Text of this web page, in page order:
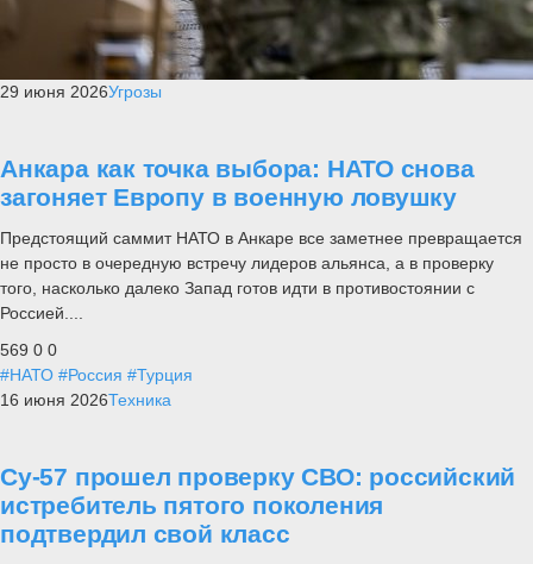
29 июня 2026Угрозы
Анкара как точка выбора: НАТО снова
загоняет Европу в военную ловушку
Предстоящий саммит НАТО в Анкаре все заметнее превращается
не просто в очередную встречу лидеров альянса, а в проверку
того, насколько далеко Запад готов идти в противостоянии с
Россией....
569 0 0
#НАТО #Россия #Турция
16 июня 2026Техника
Су-57 прошел проверку СВО: российский
истребитель пятого поколения
подтвердил свой класс